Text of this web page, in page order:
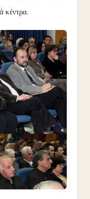
κέντρα.